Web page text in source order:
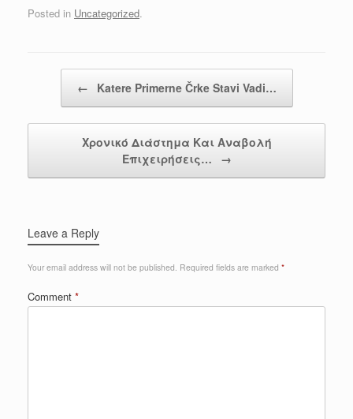
Posted in Uncategorized.
← Katere Primerne Črke Stavi Vadi…
Χρονικό Διάστημα Και Αναβολή
Επιχειρήσεις…
→
Leave a Reply
Your email address will not be published. Required fields are marked *
Comment *